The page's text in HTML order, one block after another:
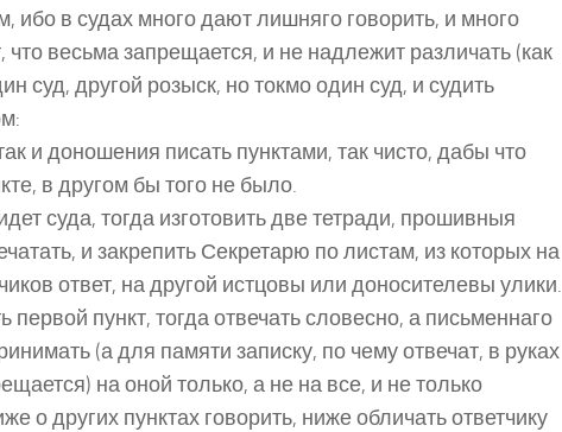
ибо в судах много дают лишняго говорить, и много
весьма запрещается, и не надлежит различать (как
суд, другой розыск, но токмо один суд, и судить
и доношения писать пунктами, так чисто, дабы что
в другом бы того не было.
суда, тогда изготовить две тетради, прошивныя
и закрепить Секретарю по листам, из которых на
ответ, на другой истцовы или доносителевы улики.
первой пункт, тогда отвечать словесно, а письменнаго
(а для памяти записку, по чему отвечат, в руках
на оной только, а не на все, и не только
о других пунктах говорить, ниже обличать ответчику